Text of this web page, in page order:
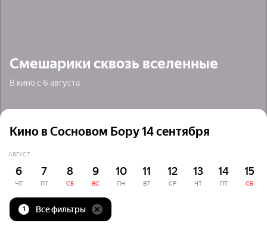
Смешарики сквозь вселенные
В кино с 6 августа
Кино в Сосновом Бору 14 сентября
АВГУСТ
6
ЧТ
7
ПТ
8
СБ
9
ВС
10
ПН
11
ВТ
12
СР
13
ЧТ
14
ПТ
15
СБ
1 Все фильтры